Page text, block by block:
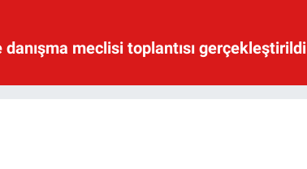
meclisi toplantısı gerçekleştirildi